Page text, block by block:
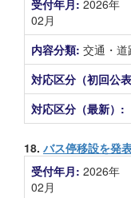
受付年月: 2026年
02月
内容分類: 交通・
対応区分（初回公
対応区分（最新）:
18. バス停移設を発
受付年月: 2026年
02月